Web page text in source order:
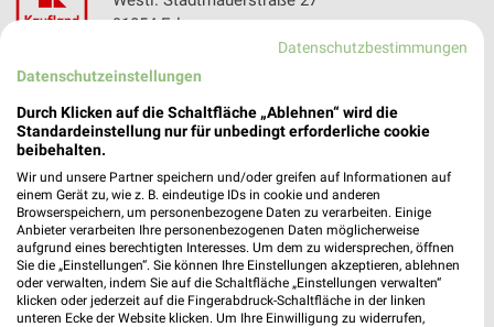
❯
91054 Erlangen
Carl-Thiersch-Straße 4
91052 Erlangen
Heute 07:00 - 20:00 Uhr |
Geschlossen
365,36 km • Angebote: 2 Prospekte
Datenschutzbestimmungen
Datenschutzeinstellungen
Durch Klicken auf die Schaltfläche „Ablehnen“ wird die
Standardeinstellung nur für unbedingt erforderliche cookie
beibehalten.
Wir und unsere Partner speichern und/oder greifen auf Informationen auf
einem Gerät zu, wie z. B. eindeutige IDs in cookie und anderen
Browserspeichern, um personenbezogene Daten zu verarbeiten. Einige
Anbieter verarbeiten Ihre personenbezogenen Daten möglicherweise
aufgrund eines berechtigten Interesses. Um dem zu widersprechen, öffnen
Sie die „Einstellungen“. Sie können Ihre Einstellungen akzeptieren, ablehnen
oder verwalten, indem Sie auf die Schaltfläche „Einstellungen verwalten“
klicken oder jederzeit auf die Fingerabdruck-Schaltfläche in der linken
unteren Ecke der Website klicken. Um Ihre Einwilligung zu widerrufen,